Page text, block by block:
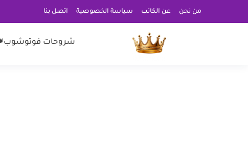
من نحن عن الكاتب سياسة الخصوصية اتصل بنا
شروحات